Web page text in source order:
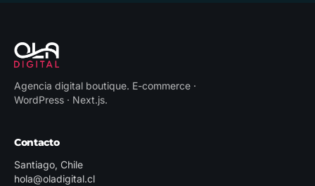
Agencia digital boutique. E-commerce ·
WordPress · Next.js.
Contacto
Santiago, Chile
hola@oladigital.cl